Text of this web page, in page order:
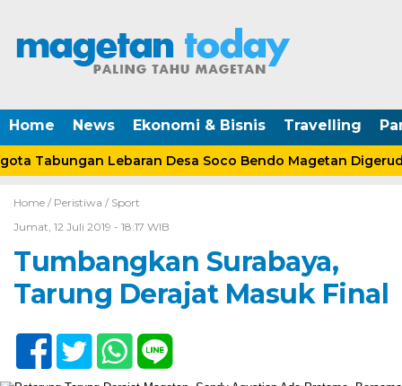
Home News Ekonomi & Bisnis Travelling
Tabungan Lebaran Desa Soco Bendo Magetan
Home / Peristiwa / Sport
Jumat, 12 Juli 2019 - 18:17 WIB
Tumbangkan Surabaya,
Tarung Derajat Masuk Final